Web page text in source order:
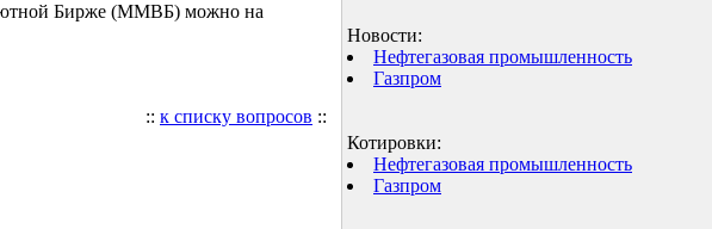
Бирже (ММВБ) можно на
:: к списку вопросов ::
Новости:
Нефтегазовая промышленность
Газпром
Котировки:
Нефтегазовая промышленность
Газпром